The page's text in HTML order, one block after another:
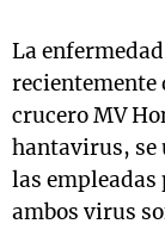
La
recientemente
crucero MV
hantavirus, se
las empleadas
ambos virus